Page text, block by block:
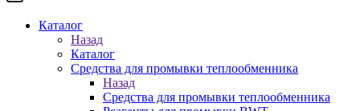
Каталог
Назад
Каталог
Средства для промывки теплообменника
Назад
Средства для промывки теплообменника